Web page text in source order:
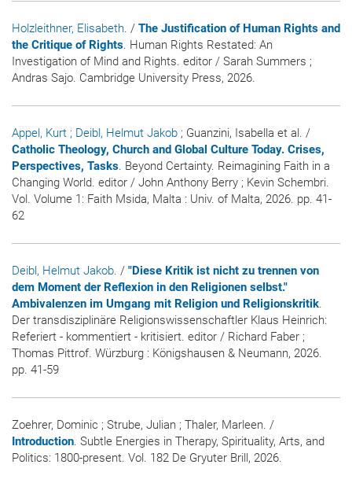
Holzleithner, Elisabeth. / The Justification of Human Rights and
the Critique of Rights. Human Rights Restated: An
Investigation of Mind and Rights. editor / Sarah Summers ;
Andras Sajo. Cambridge University Press, 2026.
Appel, Kurt ; Deibl, Helmut Jakob ; Guanzini, Isabella et al. /
Catholic Theology, Church and Global Culture Today. Crises,
Perspectives, Tasks. Beyond Certainty. Reimagining Faith in a
Changing World. editor / John Anthony Berry ; Kevin Schembri.
Vol. Volume 1: Faith Msida, Malta : Univ. of Malta, 2026. pp. 41-
62
Deibl, Helmut Jakob. / "Diese Kritik ist nicht zu trennen von
dem Moment der Reflexion in den Religionen selbst."
Ambivalenzen im Umgang mit Religion und Religionskritik.
Der transdisziplinäre Religionswissenschaftler Klaus Heinrich:
Referiert - kommentiert - kritisiert. editor / Richard Faber ;
Thomas Pittrof. Würzburg : Königshausen & Neumann, 2026.
pp. 41-59
Zoehrer, Dominic ; Strube, Julian ; Thaler, Marleen. /
Introduction. Subtle Energies in Therapy, Spirituality, Arts, and
Politics: 1800-present. Vol. 182 De Gryuter Brill, 2026.